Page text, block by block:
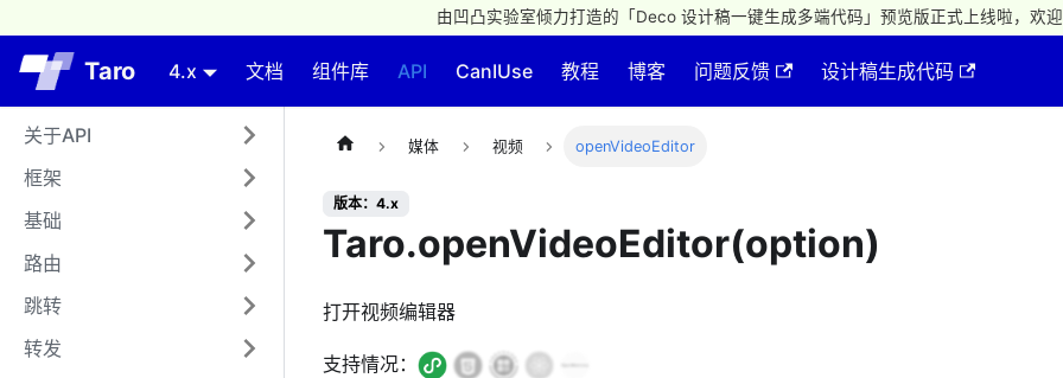
由凹凸实验室倾力打造的「Deco 设计稿一键生成多端代码」预览版正式上线啦，欢迎
Taro 4.x 文档 组件库 API CanIUse 教程 博客 问题反馈 设计稿生成代码
关于API
框架
基础
路由
跳转
转发
媒体 视频 openVideoEditor
版本：4.x
Taro.openVideoEditor(option)
打开视频编辑器
支持情况：